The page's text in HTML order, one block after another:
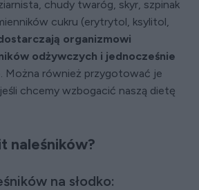
chudy twaróg, skyr, szpinak
cukru (erytrytol, ksylitol,
organizmowi
odżywczych i jednocześnie
. Można również przygotować je
chcemy wzbogacić naszą dietę
naleśników?
na słodko: